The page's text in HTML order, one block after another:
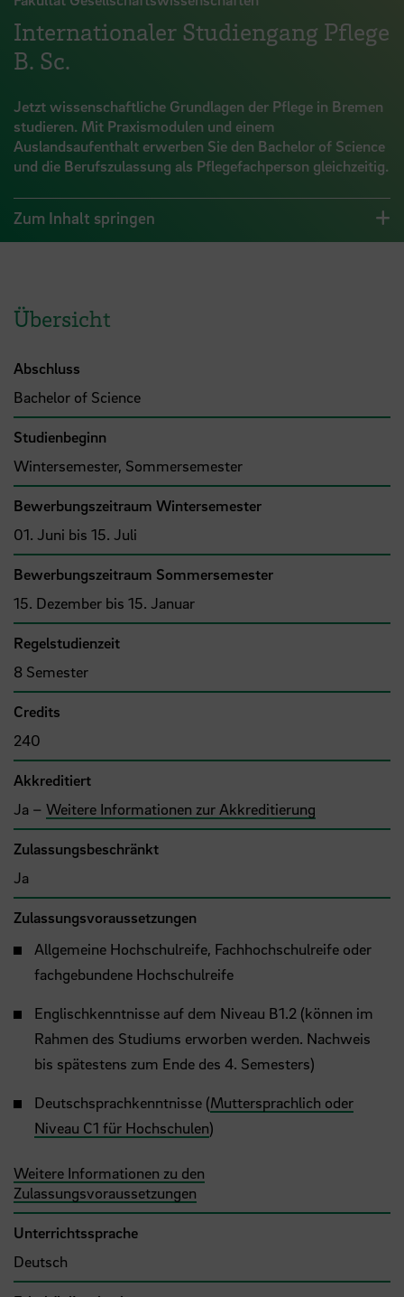
Internationaler Studiengang Pflege
B. Sc.
Jetzt wissenschaftliche Grundlagen der Pflege in Bremen
studieren. Mit Praxismodulen und einem
Auslandsaufenthalt erwerben Sie den Bachelor of Science
und die Berufszulassung als Pflegefachperson gleichzeitig.
Zum Inhalt springen
Übersicht
Abschluss
Bachelor of Science
Studienbeginn
Wintersemester, Sommersemester
Bewerbungszeitraum Wintersemester
01. Juni bis 15. Juli
Bewerbungszeitraum Sommersemester
15. Dezember bis 15. Januar
Regelstudienzeit
8 Semester
Credits
240
Akkreditiert
Ja – Weitere Informationen zur Akkreditierung
Zulassungsbeschränkt
Ja
Zulassungsvoraussetzungen
Allgemeine Hochschulreife, Fachhochschulreife oder
fachgebundene Hochschulreife
Englischkenntnisse auf dem Niveau B1.2 (können im
Rahmen des Studiums erworben werden. Nachweis
bis spätestens zum Ende des 4. Semesters)
Deutschsprachkenntnisse (Muttersprachlich oder
Niveau C1 für Hochschulen)
Weitere Informationen zu den
Zulassungsvoraussetzungen
Unterrichtssprache
Deutsch